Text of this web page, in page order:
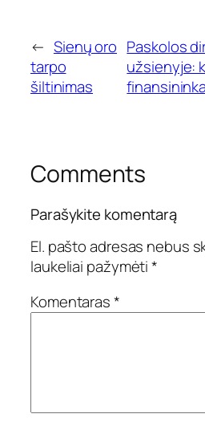
← Sienų oro
tarpo
šiltinimas
Paskolos
užsienyje:
Comments
Parašykite komentarą
El. pašto adresas nebus
laukeliai pažymėti*
Komentaras*